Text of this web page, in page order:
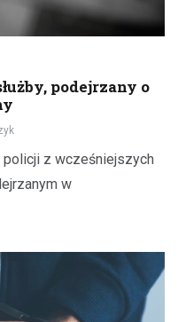
podejrzany o
policji z wcześniejszych
w